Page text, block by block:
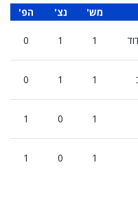
'הפ 'נצ 'מש
0 1 1
0 1 1
1 0 1
1 0 1